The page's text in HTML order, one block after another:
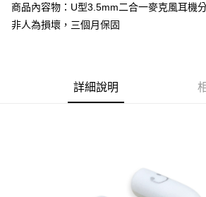
運送方式
付款後全家取貨
商品內容物：U型3.5mm二合一麥克風耳機
非人為損壞，三個月保固
詳細說明